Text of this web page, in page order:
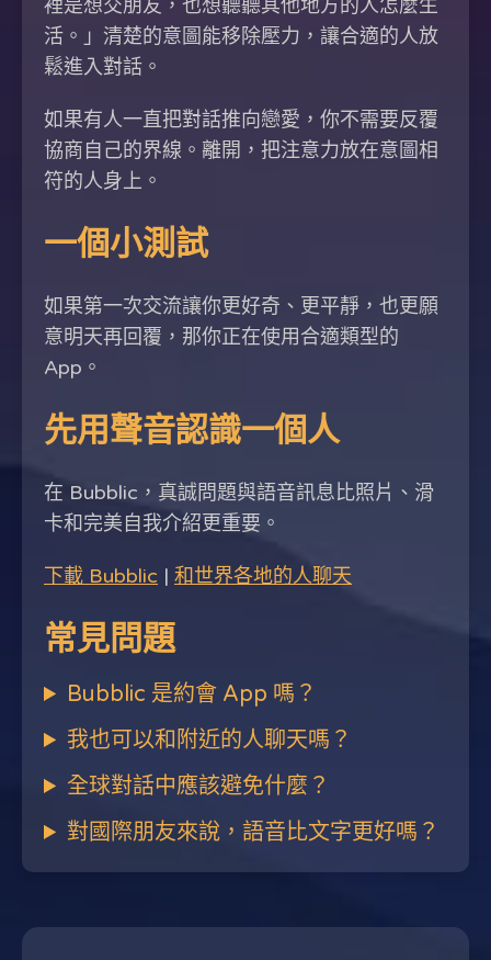
裡是想交朋友，也想聽聽其他地方的人怎麼生
活。」清楚的意圖能移除壓力，讓合適的人放
鬆進入對話。
如果有人一直把對話推向戀愛，你不需要反覆
協商自己的界線。離開，把注意力放在意圖相
符的人身上。
一個小測試
如果第一次交流讓你更好奇、更平靜，也更願
意明天再回覆，那你正在使用合適類型的
App。
先用聲音認識一個人
在 Bubblic，真誠問題與語音訊息比照片、滑
卡和完美自我介紹更重要。
下載 Bubblic | 和世界各地的人聊天
常見問題
Bubblic 是約會 App 嗎？
我也可以和附近的人聊天嗎？
全球對話中應該避免什麼？
對國際朋友來說，語音比文字更好嗎？